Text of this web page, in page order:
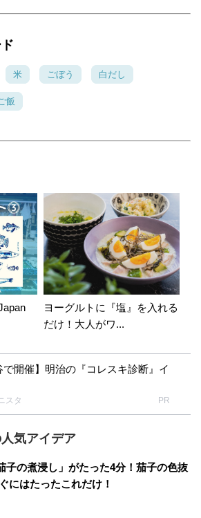
米 ごぼう 白だし
飯
ヨーグルトに『塩』を入れる
だけ！大人がワ...
で開催】明治の『コレスキ診断』イ
スタ PR
人気アイデア
子の煮浸し」がたった4分！茄子の色抜
にはたったこれだけ！